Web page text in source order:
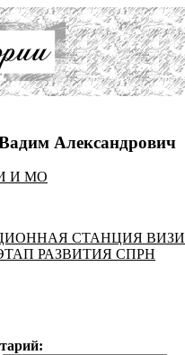
Александрович
И МО
СТАНЦИЯ
РАЗВИТИЯ СПРН